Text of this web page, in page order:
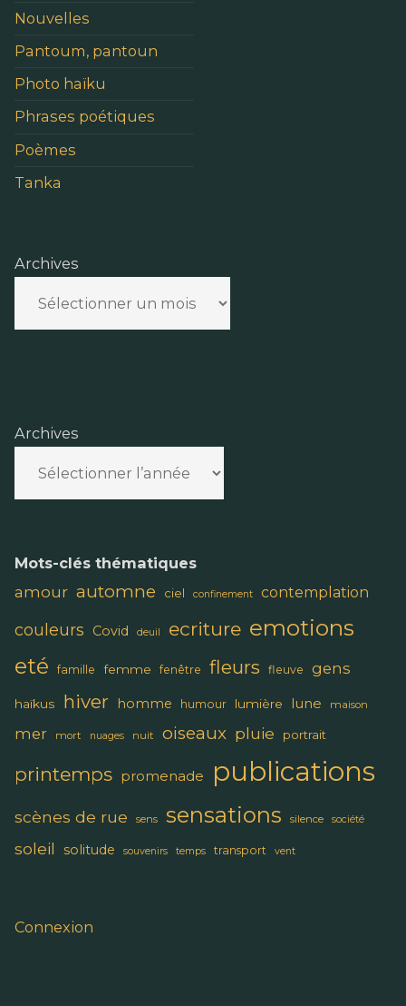
Nouvelles
Pantoum, pantoun
Photo haïku
Phrases poétiques
Poèmes
Tanka
Archives
Archives
Mots-clés thématiques
amour automne ciel confinement contemplation
couleurs Covid deuil ecriture emotions
eté famille femme fenêtre fleurs fleuve gens
haïkus hiver homme humour lumière lune maison
mer mort nuages nuit oiseaux pluie portrait
printemps promenade publications
scènes de rue sens sensations silence société
soleil solitude souvenirs temps transport vent
Connexion